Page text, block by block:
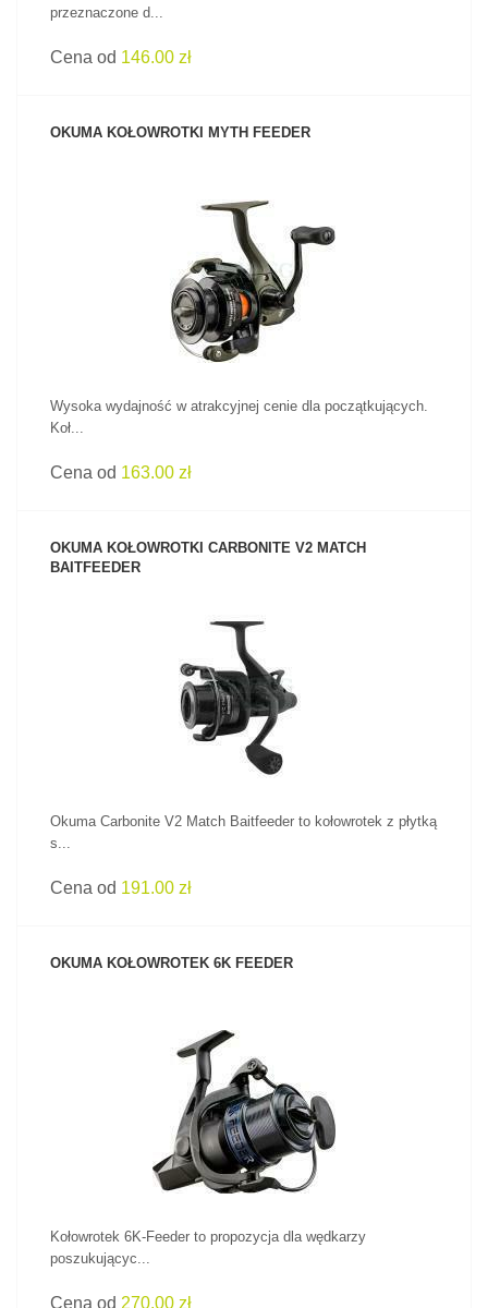
przeznaczone d...
Cena od 146.00 zł
OKUMA KOŁOWROTKI MYTH FEEDER
ZOBACZ PRODUKT
Wysoka wydajność w atrakcyjnej cenie dla początkujących.
Koł...
Cena od 163.00 zł
OKUMA KOŁOWROTKI CARBONITE V2 MATCH
BAITFEEDER
ZOBACZ PRODUKT
Okuma Carbonite V2 Match Baitfeeder to kołowrotek z płytką
s...
Cena od 191.00 zł
OKUMA KOŁOWROTEK 6K FEEDER
ZOBACZ PRODUKT
Kołowrotek 6K-Feeder to propozycja dla wędkarzy
poszukującyc...
Cena od 270.00 zł